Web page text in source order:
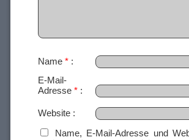
Name *
E-Mail-
Adresse *
Website
Name, E-Mail-Adresse und